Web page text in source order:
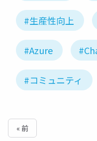
#生産性向上
#Azure
#コミュニティ
« 前